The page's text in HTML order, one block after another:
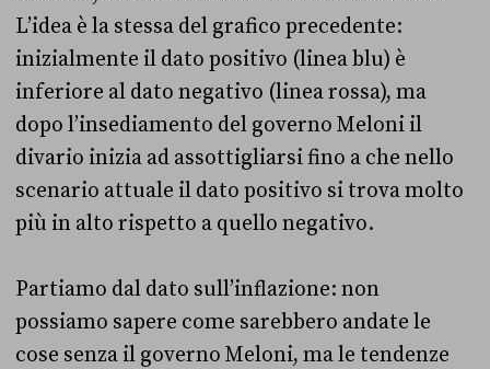
L’idea è la stessa del grafico precedente:
inizialmente il dato positivo (linea blu) è
inferiore al dato negativo (linea rossa), ma
dopo l’insediamento del governo Meloni il
divario inizia ad assottigliarsi fino a che nello
scenario attuale il dato positivo si trova molto
più in alto rispetto a quello negativo.
Partiamo dal dato sull’inflazione: non
possiamo sapere come sarebbero andate le
cose senza il governo Meloni, ma le tendenze